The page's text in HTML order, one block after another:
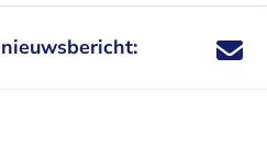
Deel dit
Deel dit
Deel